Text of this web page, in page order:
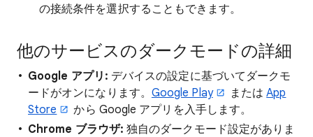
の接続条件を選択することもできます。
他のサービスのダークモードの詳細
Google アプリ: デバイスの設定に基づいてダークモ
ードがオンになります。 Google Play またはApp
Store
から Google アプリを入手します。
Chrome ブラウザ: 独自のダークモード設定がありま